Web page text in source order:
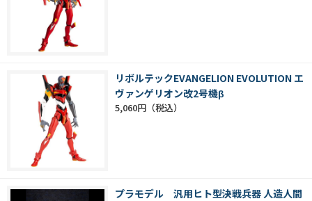
リボルテックEVANGELION EVOLUTION エ
ヴァンゲリオン改2号機β
5,060円
プラモデル 汎用ヒト型決戦兵器 人造人間